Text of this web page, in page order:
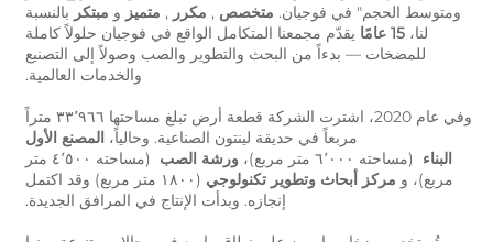
ومتوسط الحجم" في فوجيان. متخصص , مكرر , متميز و مبتكر
لنا، 15 عامًا
والخدمات العالمية.
وفي عام 2020، اشترت الشركة قطعة أرض تبلغ مساحتها ٣٣٬٩٦٦ متراً
مربعاً في حديقة لينتون الصناعية. وحالياً، المصنع الأول
البناء
(مساحته ٦٬٠٠٠ متر مربع)، ورشة الصب
مربع)، و مركز أبحاث وتطوير تكنولوجي
إنجازه. وبدأت الإنتاج في المرافق الجديدة.